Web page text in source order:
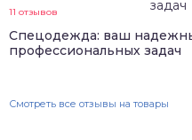
11 отзывов
Спецодежда: ваш
профессиональных задач
Смотреть все отзывы на товары